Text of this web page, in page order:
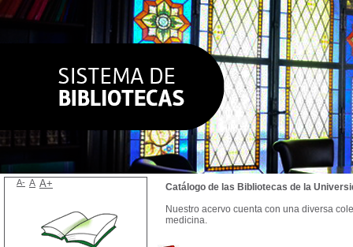
Catálogo de las Bibliotecas de la
Nuestro acervo cuenta con una diversa
medicina.
A- A A+